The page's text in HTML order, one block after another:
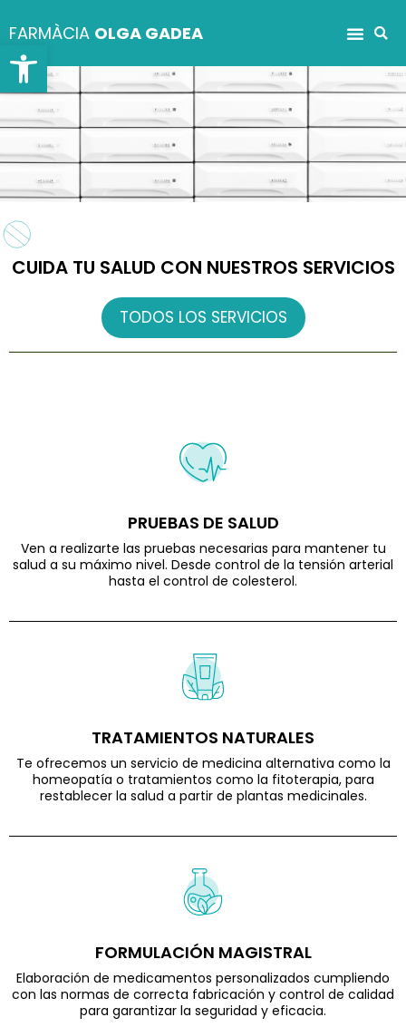
Abrir barra de herramientas
FARMÀCIA OLGA GADEA
CUIDA TU SALUD CON NUESTROS SERVICIOS
TODOS LOS SERVICIOS
PRUEBAS DE SALUD
Ven a realizarte las pruebas necesarias para mantener tu
salud a su máximo nivel. Desde control de la tensión arterial
hasta el control de colesterol.
TRATAMIENTOS NATURALES
Te ofrecemos un servicio de medicina alternativa como la
homeopatía o tratamientos como la fitoterapia, para
restablecer la salud a partir de plantas medicinales.
FORMULACIÓN MAGISTRAL
Elaboración de medicamentos personalizados cumpliendo
con las normas de correcta fabricación y control de calidad
para garantizar la seguridad y eficacia.